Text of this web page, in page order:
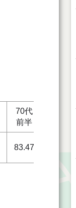
70代
前半
83.47